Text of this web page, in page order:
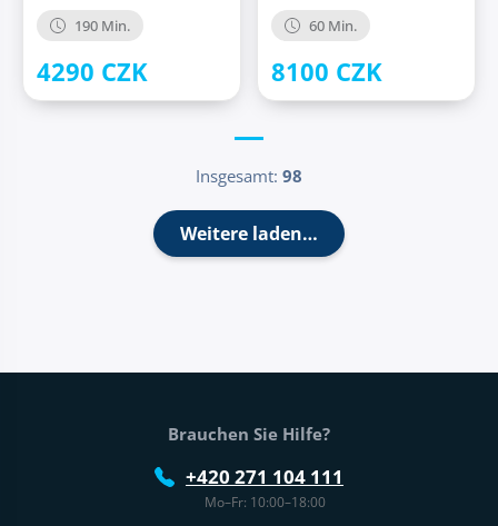
190 Min.
4290 CZK
60 Min.
8100 CZK
Insgesamt: 98
Weitere laden…
Fußtext der Website
Brauchen Sie Hilfe?
+420 271 104 111
Mo–Fr: 10:00–18:00